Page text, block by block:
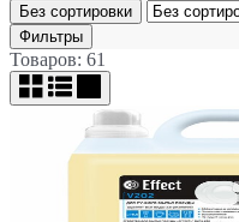
Без сортировки
Фильтры
Товаров: 61